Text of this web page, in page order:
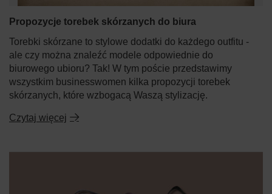
Propozycje torebek skórzanych do biura
Torebki skórzane to stylowe dodatki do każdego outfitu -
ale czy można znaleźć modele odpowiednie do
biurowego ubioru? Tak! W tym poście przedstawimy
wszystkim businesswomen kilka propozycji torebek
skórzanych, które wzbogacą Waszą stylizację.
Czytaj więcej